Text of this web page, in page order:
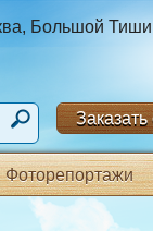
Большой
Фоторепортажи